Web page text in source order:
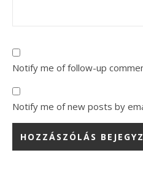
Notify me of follow-up
Notify me of new posts by